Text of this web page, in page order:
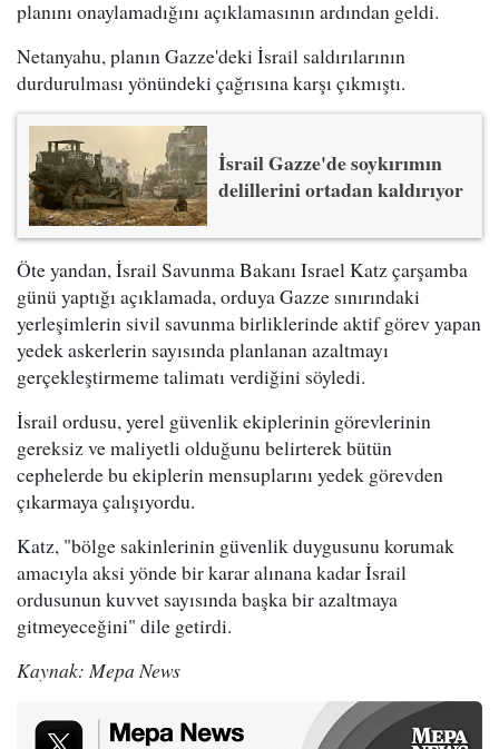
planını onaylamadığını açıklamasının ardından geldi.
Netanyahu, planın Gazze'deki İsrail saldırılarının
durdurulması yönündeki çağrısına karşı çıkmıştı.
İsrail Gazze'de soykırımın
delillerini ortadan kaldırıyor
Öte yandan, İsrail Savunma Bakanı Israel Katz çarşamba
günü yaptığı açıklamada, orduya Gazze sınırındaki
yerleşimlerin sivil savunma birliklerinde aktif görev yapan
yedek askerlerin sayısında planlanan azaltmayı
gerçekleştirmeme talimatı verdiğini söyledi.
İsrail ordusu, yerel güvenlik ekiplerinin görevlerinin
gereksiz ve maliyetli olduğunu belirterek bütün
cephelerde bu ekiplerin mensuplarını yedek görevden
çıkarmaya çalışıyordu.
Katz, "bölge sakinlerinin güvenlik duygusunu korumak
amacıyla aksi yönde bir karar alınana kadar İsrail
ordusunun kuvvet sayısında başka bir azaltmaya
gitmeyeceğini" dile getirdi.
Kaynak: Mepa News